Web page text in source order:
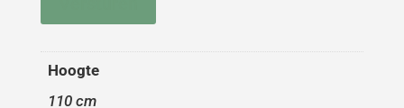
Hoogte
110 cm